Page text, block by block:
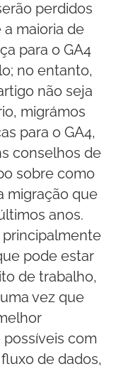
perdidos
a maioria de
para o GA4
no entanto,
não seja
migrámos
para o GA4,
conselhos de
sobre como
migração que
anos.
principalmente
pode estar
de trabalho,
vez que
possíveis com
de dados,